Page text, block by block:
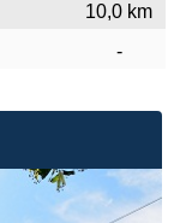
10,0 km
-